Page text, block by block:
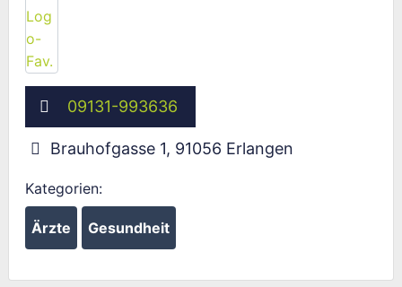
09131-993636
Brauhofgasse 1, 91056 Erlangen
Kategorien:
Ärzte Gesundheit